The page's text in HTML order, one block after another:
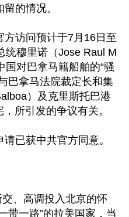
的情况。
方访问预计于7月16日至
统穆里诺（Jose Raul M
国对巴拿马籍船舶的“骚
巴拿马法院裁定长和集
）及克里斯托巴港
所引发的争议有关。
已获中共官方同意。
、高调投入北京的怀
带一路”的拉美国家，当